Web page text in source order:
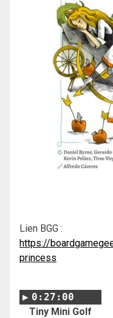
Lien BGG :
https://
princess
0:27:00
Tiny Mini Golf